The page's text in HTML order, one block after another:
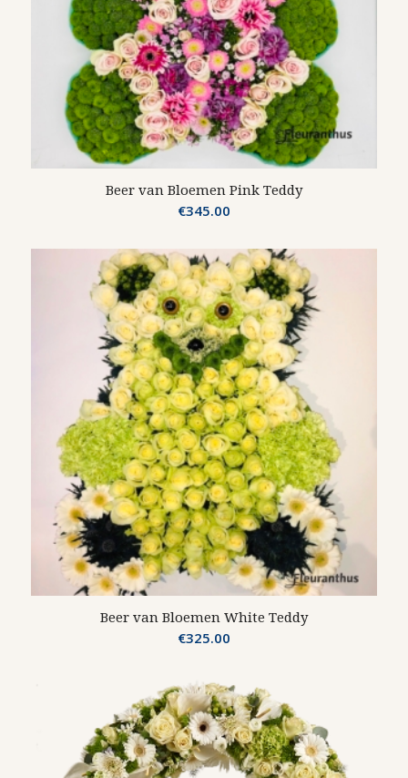
Beer van Bloemen Pink Teddy
€345.00
Beer van Bloemen White Teddy
€325.00